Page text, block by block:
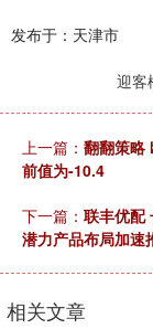
发布于：天津市
迎客
上一篇： 翻翻策略
前值为-10.4
下一篇： 联丰优配
潜力产品布局加速
相关文章